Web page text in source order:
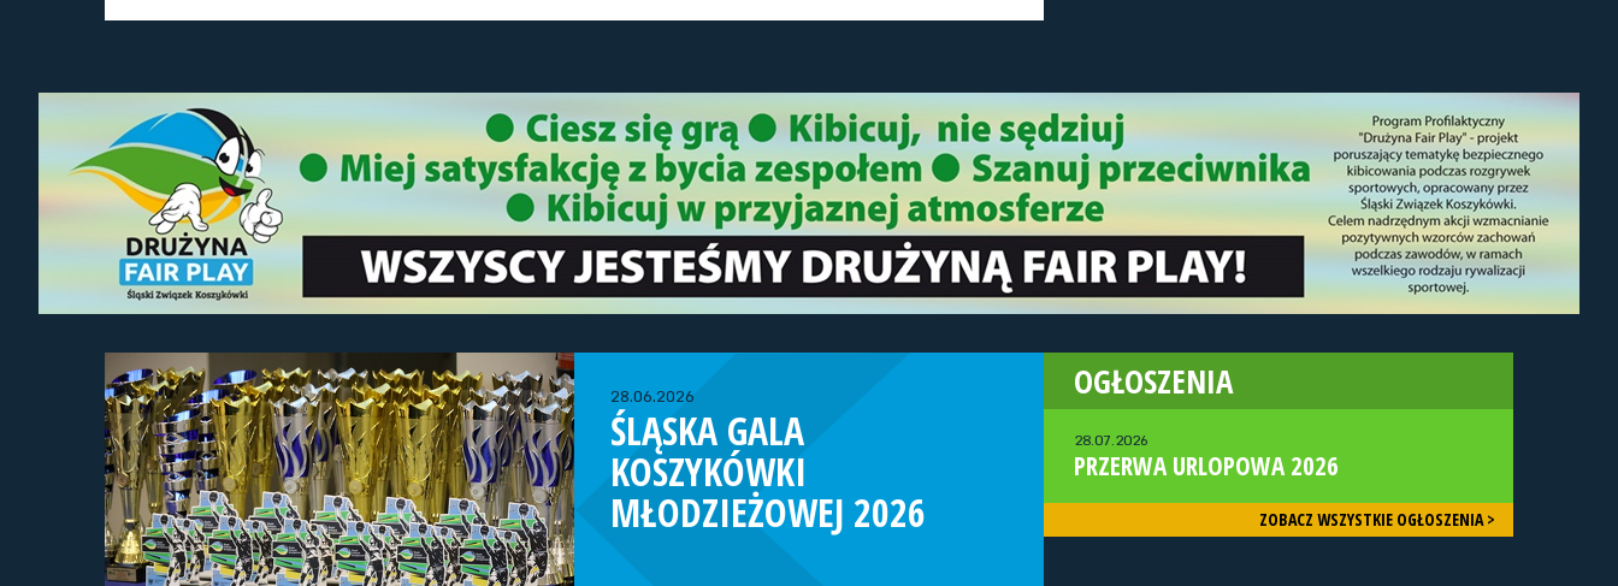
28.06.2026
ŚLĄSKA GALA
KOSZYKÓWKI
MŁODZIEŻOWEJ 2026
OGŁOSZENIA
28.07.2026
PRZERWA URLOPOWA 2026
ZOBACZ WSZYSTKIE OGŁOSZENIA >